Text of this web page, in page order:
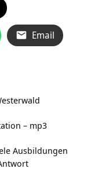
Email
– mp3
Ausbildungen